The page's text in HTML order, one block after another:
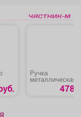
Ручка
металлическая
двери ПВХ478